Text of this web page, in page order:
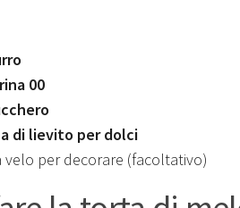
00
di lievito per dolci
velo per decorare (facoltativo)